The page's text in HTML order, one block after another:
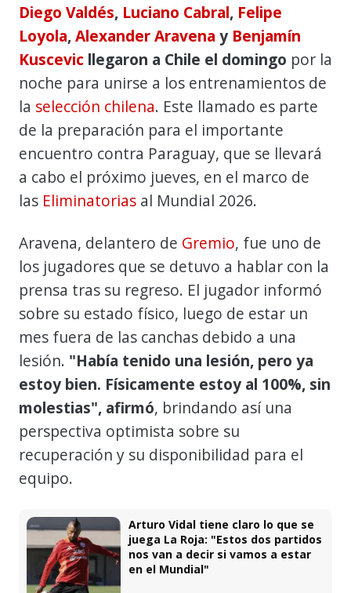
Diego Valdés, Luciano Cabral, Felipe
Loyola,Alexander Aravena y Benjamín
Kuscevic llegaron a Chile el domingo por la
noche para unirse a los entrenamientos de
la selección chilena. Este llamado es parte
de la preparación para el importante
encuentro contra Paraguay, que se llevará
a cabo el próximo jueves, en el marco de
las Eliminatorias al Mundial 2026.
Aravena, delantero de Gremio, fue uno de
los jugadores que se detuvo a hablar con la
prensa tras su regreso. El jugador informó
sobre su estado físico, luego de estar un
mes fuera de las canchas debido a una
lesión. "Había tenido una lesión, pero ya
estoy bien. Físicamente estoy al 100%, sin
molestias", afirmó, brindando así una
perspectiva optimista sobre su
recuperación y su disponibilidad para el
equipo.
Arturo Vidal tiene claro lo que se
juega La Roja: "Estos dos partidos
nos van a decir si vamos a estar
en el Mundial"